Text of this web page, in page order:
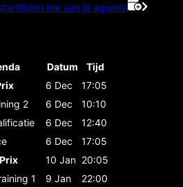
toe aan je agenda
Datum
Tijd
6 Dec
17:05
2 6 Dec
10:10
6 Dec
12:40
6 Dec
17:05
10 Jan 20:05
1 9 Jan
22:00